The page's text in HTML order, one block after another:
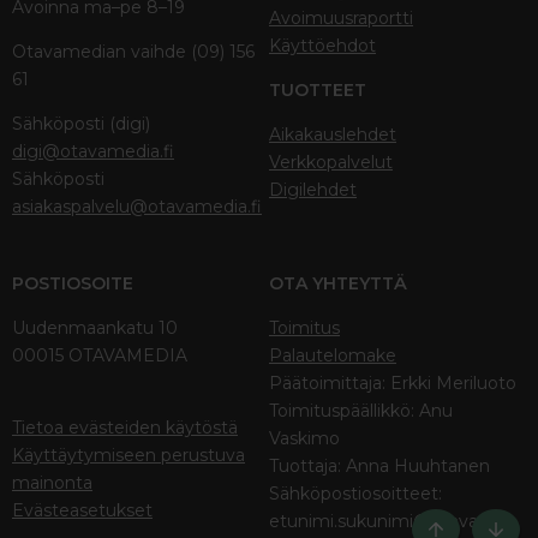
Avoinna ma–pe 8–19
Otavamedian vaihde (09) 156
61
Sähköposti (digi)
digi@otavamedia.fi
Sähköposti
asiakaspalvelu@otavamedia.fi
Avoimuusraportti
Käyttöehdot
TUOTTEET
Aikakauslehdet
Verkkopalvelut
Digilehdet
POSTIOSOITE
Uudenmaankatu 10
00015 OTAVAMEDIA
Tietoa evästeiden käytöstä
Käyttäytymiseen perustuva
mainonta
Evästeasetukset
OTA YHTEYTTÄ
Toimitus
Palautelomake
Päätoimittaja: Erkki Meriluoto
Toimituspäällikkö: Anu
Vaskimo
Tuottaja: Anna Huuhtanen
Sähköpostiosoitteet:
etunimi.sukunimi@otava.fi